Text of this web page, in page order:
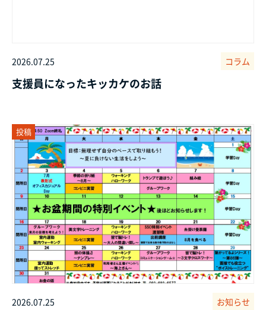
2026.07.25 コラム
支援員になったキッカケのお話
投稿
2026.07.25 お知らせ